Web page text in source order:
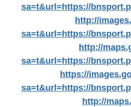
sa=t&url=https://
http://
sa=t&url=https://
http://
sa=t&url=https://
https://
sa=t&url=https://
http://